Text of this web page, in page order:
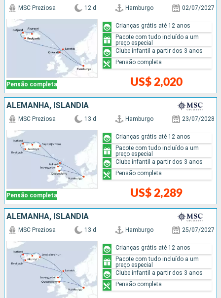
Pensão completa
MSC Preziosa 12 d Hamburgo 02/07/2027
US$ 2,020
Crianças grátis até 12 anos
Pacote com tudo incluído a um
preço especial
Clube infantil a partir dos 3 anos
Pensão completa
ALEMANHA, ISLÂNDIA
Pensão completa
MSC Preziosa 13 d Hamburgo 23/07/2028
US$ 2,289
Crianças grátis até 12 anos
Pacote com tudo incluído a um
preço especial
Clube infantil a partir dos 3 anos
Pensão completa
ALEMANHA, ISLÂNDIA
MSC Preziosa 13 d Hamburgo 25/07/2027
Crianças grátis até 12 anos
Pacote com tudo incluído a um
preço especial
Clube infantil a partir dos 3 anos
Pensão completa